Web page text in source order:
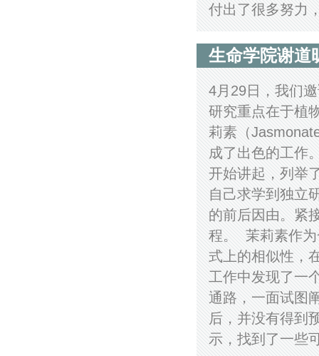
付出了很多努力
生命学院谢道
4月29日，我们
研究重点在于植
莉素（
成了出色的工作
开始讲起，列举
自己求学到独立
的前后因由。紧
程。 茉莉素作为
式上的相似性，
工作中发现了一
通路，一面试图
后，并没有得到
示，找到了一些